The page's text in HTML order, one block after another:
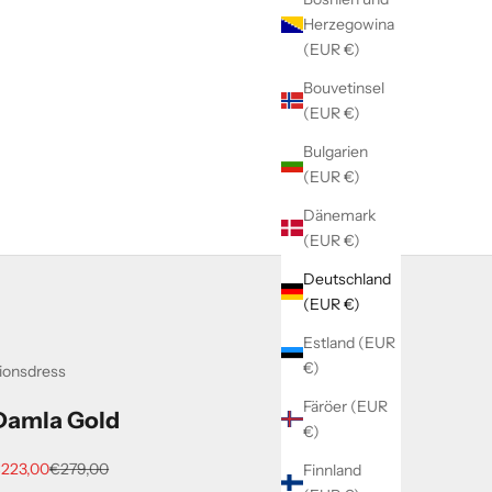
Herzegowina
(EUR €)
Bouvetinsel
(EUR €)
Bulgarien
(EUR €)
Dänemark
(EUR €)
Deutschland
(EUR €)
Estland (EUR
€)
Färöer (EUR
€)
Finnland
Gold
Regulärer Preis
€279,00